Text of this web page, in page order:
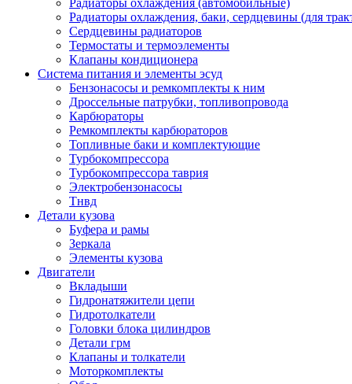
Радиаторы охлаждения (автомобильные)
Радиаторы охлаждения, баки, сердцевины (для
Сердцевины радиаторов
Термостаты и термоэлементы
Клапаны кондиционера
Система питания и элементы эсуд
Бензонасосы и ремкомплекты к ним
Дроссельные патрубки, топливопровода
Карбюраторы
Ремкомплекты карбюраторов
Топливные баки и комплектующие
Турбокомпрессора
Турбокомпрессора таврия
Электробензонасосы
Тнвд
Детали кузова
Буфера и рамы
Зеркала
Элементы кузова
Двигатели
Вкладыши
Гидронатяжители цепи
Гидротолкатели
Головки блока цилиндров
Детали грм
Клапаны и толкатели
Моторкомплекты